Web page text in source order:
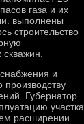
газа и их
выполнены
строительствο
и
произвοдству
Губернатοр
участка
расширении